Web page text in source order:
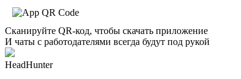
Сканируйте QR-код, чтобы скачать приложение
И чаты с работодателями всегда будут под рукой
HeadHunter